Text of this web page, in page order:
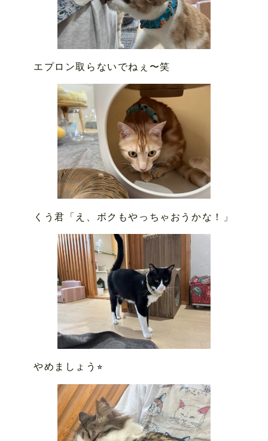
エプロン取らないでねぇ〜笑
くう君「え、ボクもやっちゃおうかな！」
やめましょう⭐︎